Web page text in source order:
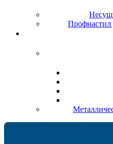
Профнастил